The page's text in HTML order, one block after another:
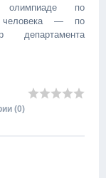
олимпиаде по
человека — по
департамента
(0)